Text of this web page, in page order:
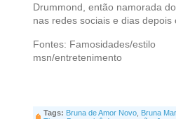
Drummond, então namorada
nas redes sociais e dias
Fontes: Famosidades/estilo
msn/entretenimento
Tags: Bruna de Amor Novo Bruna